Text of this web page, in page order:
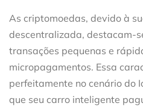
As criptomoedas, devido à
descentralizada, destacam-
transações pequenas e
micropagamentos. Essa
perfeitamente no cenário do
que seu carro inteligente